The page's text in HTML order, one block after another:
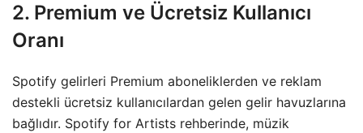
2. Premium ve Ücretsiz Kullanıcı
Oranı
Spotify gelirleri Premium aboneliklerden ve reklam
destekli ücretsiz kullanıcılardan gelen gelir havuzlarına
bağlıdır. Spotify for Artists rehberinde, müzik